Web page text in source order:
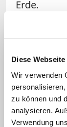
Diese
Wir verwenden
zu können und
analysieren.
Verwendung
Erde.
In vielen
Förderung
Aufgaben,